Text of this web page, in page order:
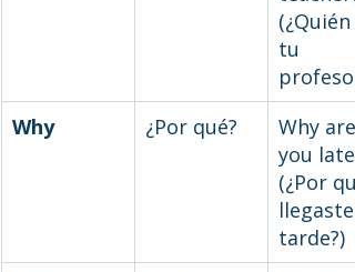
(¿Quién
tu
Why
¿Por qué?
Why are
you late?
(¿Por
llegaste
tarde?)